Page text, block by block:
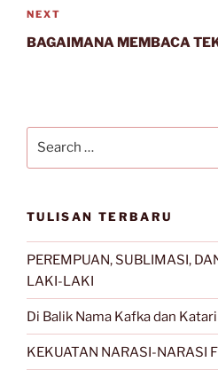
Next
Post
NEXT
BAGAIMANA MEMBACA
TULISAN TERBARU
PEREMPUAN, SUBLIMASI,
LAKI-LAKI
Di Balik Nama Kafka dan
KEKUATAN NARASI-NARASI